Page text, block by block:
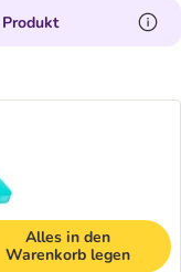
Alles in den
Warenkorb legen